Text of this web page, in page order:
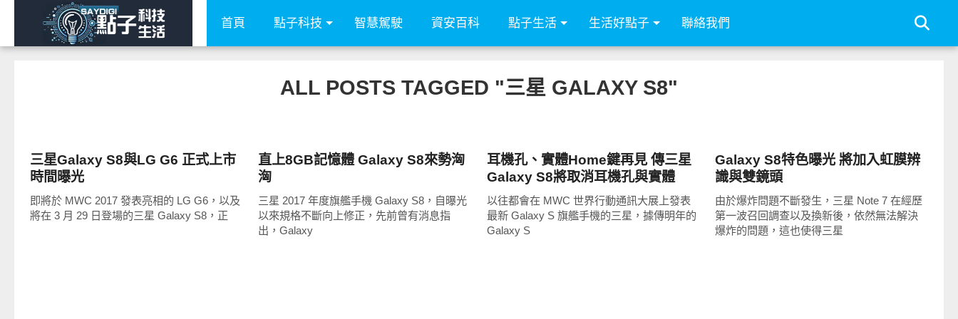
首頁 點子科技 智慧駕駛 資安百科 點子生活 生活好點子 聯絡我們
ALL POSTS TAGGED "三星 GALAXY S8"
三星Galaxy S8與LG G6 正式上市
時間曝光
即將於 MWC 2017 發表亮相的 LG G6，以及
將在 3 月 29 日登場的三星 Galaxy S8，正
直上8GB記憶體 Galaxy S8來勢洶
洶
三星 2017 年度旗艦手機 Galaxy S8，自曝光
以來規格不斷向上修正，先前曾有消息指
出，Galaxy
耳機孔、實體Home鍵再見 傳三星
Galaxy S8將取消耳機孔與實體
Home鍵
以往都會在 MWC 世界行動通訊大展上發表
最新 Galaxy S 旗艦手機的三星，據傳明年的
Galaxy S
Galaxy S8特色曝光 將加入虹膜辨
識與雙鏡頭
由於爆炸問題不斷發生，三星 Note 7 在經歷
第一波召回調查以及換新後，依然無法解決
爆炸的問題，這也使得三星